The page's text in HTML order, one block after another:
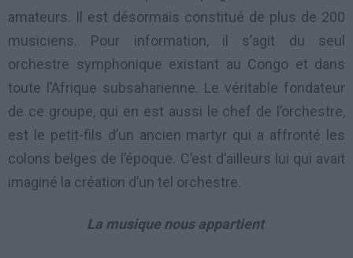
amateurs. Il est désormais constitué de plus de 200
musiciens. Pour information, il s’agit du seul
orchestre symphonique existant au Congo et dans
toute l’Afrique subsaharienne. Le véritable fondateur
de ce groupe, qui en est aussi le chef de l’orchestre,
est le petit-fils d’un ancien martyr qui a affronté les
colons belges de l’époque. C’est d’ailleurs lui qui avait
imaginé la création d’un tel orchestre.
La musique nous appartient